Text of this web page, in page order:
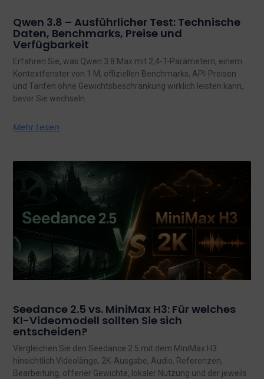
Qwen 3.8 – Ausführlicher Test: Technische
Daten, Benchmarks, Preise und
Verfügbarkeit
Erfahren Sie, was Qwen 3.8 Max mit 2,4-T-Parametern, einem
Kontextfenster von 1 M, offiziellen Benchmarks, API-Preisen
und Tarifen ohne Gewichtsbeschränkung wirklich leisten kann,
bevor Sie wechseln.
Mehr Lesen
Seedance 2.5 vs. MiniMax H3: Für welches
KI-Videomodell sollten Sie sich
entscheiden?
Vergleichen Sie den Seedance 2.5 mit dem MiniMax H3
hinsichtlich Videolänge, 2K-Ausgabe, Audio, Referenzen,
Bearbeitung, offener Gewichte, lokaler Nutzung und der jeweils